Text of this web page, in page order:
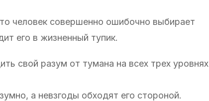
человек совершенно ошибочно выбирает
его в жизненный тупик.
свой разум от тумана на всех трех уровнях
а невзгоды обходят его стороной.